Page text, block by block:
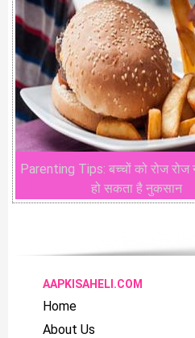
Parenting Tips: बच्चों को रोज
हो सकता है नुकसान
AAPKISAHELI.COM
Home
About Us